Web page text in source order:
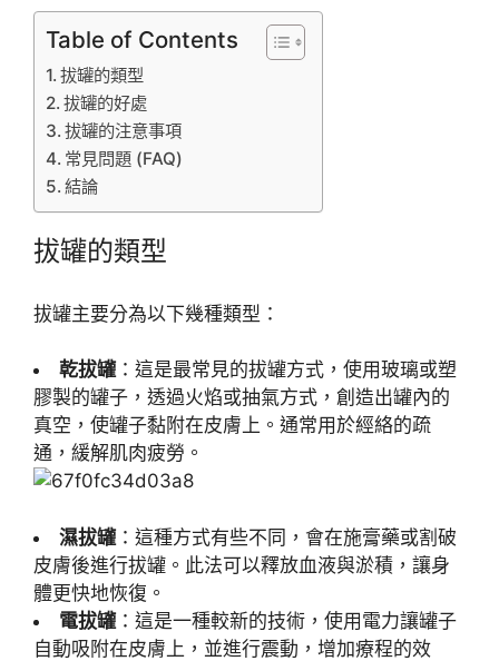
Table of Contents
拔罐的類型
拔罐的好處
拔罐的注意事項
常見問題 (FAQ)
結論
拔罐的類型
拔罐主要分為以下幾種類型：
乾拔罐：這是最常見的拔罐方式，使用玻璃或塑
膠製的罐子，透過火焰或抽氣方式，創造出罐內的
真空，使罐子黏附在皮膚上。通常用於經絡的疏
通，緩解肌肉疲勞。
濕拔罐：這種方式有些不同，會在施膏藥或割破
皮膚後進行拔罐。此法可以釋放血液與淤積，讓身
體更快地恢復。
電拔罐：這是一種較新的技術，使用電力讓罐子
自動吸附在皮膚上，並進行震動，增加療程的效